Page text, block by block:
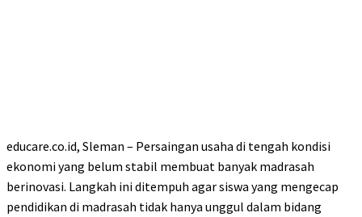
educare.co.id, Sleman – Persaingan usaha di tengah kondisi
ekonomi yang belum stabil membuat banyak madrasah
berinovasi. Langkah ini ditempuh agar siswa yang mengecap
pendidikan di madrasah tidak hanya unggul dalam bidang